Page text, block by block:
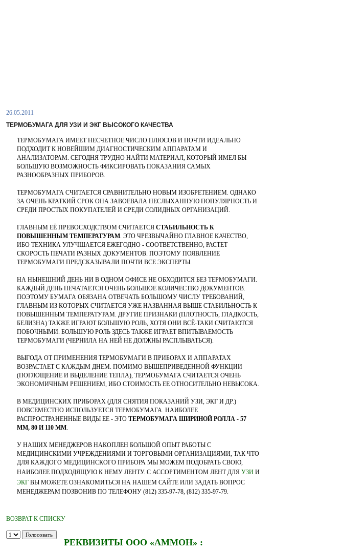
26.05.2011
ТЕРМОБУМАГА ДЛЯ УЗИ И ЭКГ ВЫСОКОГО КАЧЕСТВА
ТЕРМОБУМАГА ИМЕЕТ НЕСЧЕТНОЕ ЧИСЛО ПЛЮСОВ И ПОЧТИ ИДЕАЛЬНО
ПОДХОДИТ К НОВЕЙШИМ ДИАГНОСТИЧЕСКИМ АППАРАТАМ И
АНАЛИЗАТОРАМ. СЕГОДНЯ ТРУДНО НАЙТИ МАТЕРИАЛ, КОТОРЫЙ ИМЕЛ БЫ
БОЛЬШУЮ ВОЗМОЖНОСТЬ ФИКСИРОВАТЬ ПОКАЗАНИЯ САМЫХ
РАЗНООБРАЗНЫХ ПРИБОРОВ.
ТЕРМОБУМАГА СЧИТАЕТСЯ СРАВНИТЕЛЬНО НОВЫМ ИЗОБРЕТЕНИЕМ. ОДНАКО
ЗА ОЧЕНЬ КРАТКИЙ СРОК ОНА ЗАВОЕВАЛА НЕСЛЫХАННУЮ ПОПУЛЯРНОСТЬ И
СРЕДИ ПРОСТЫХ ПОКУПАТЕЛЕЙ И СРЕДИ СОЛИДНЫХ ОРГАНИЗАЦИЙ.
ГЛАВНЫМ ЕЁ ПРЕВОСХОДСТВОМ СЧИТАЕТСЯ СТАБИЛЬНОСТЬ К
ПОВЫШЕННЫМ ТЕМПЕРАТУРАМ. ЭТО ЧРЕЗВЫЧАЙНО ГЛАВНОЕ КАЧЕСТВО,
ИБО ТЕХНИКА УЛУЧШАЕТСЯ ЕЖЕГОДНО - СООТВЕТСТВЕННО, РАСТЕТ
СКОРОСТЬ ПЕЧАТИ РАЗНЫХ ДОКУМЕНТОВ. ПОЭТОМУ ПОЯВЛЕНИЕ
ТЕРМОБУМАГИ ПРЕДСКАЗЫВАЛИ ПОЧТИ ВСЕ ЭКСПЕРТЫ.
НА НЫНЕШНИЙ ДЕНЬ НИ В ОДНОМ ОФИСЕ НЕ ОБХОДИТСЯ БЕЗ ТЕРМОБУМАГИ.
КАЖДЫЙ ДЕНЬ ПЕЧАТАЕТСЯ ОЧЕНЬ БОЛЬШОЕ КОЛИЧЕСТВО ДОКУМЕНТОВ.
ПОЭТОМУ БУМАГА ОБЯЗАНА ОТВЕЧАТЬ БОЛЬШОМУ ЧИСЛУ ТРЕБОВАНИЙ,
ГЛАВНЫМ ИЗ КОТОРЫХ СЧИТАЕТСЯ УЖЕ НАЗВАННАЯ ВЫШЕ СТАБИЛЬНОСТЬ К
ПОВЫШЕННЫМ ТЕМПЕРАТУРАМ. ДРУГИЕ ПРИЗНАКИ (ПЛОТНОСТЬ, ГЛАДКОСТЬ,
БЕЛИЗНА) ТАКЖЕ ИГРАЮТ БОЛЬШУЮ РОЛЬ, ХОТЯ ОНИ ВСЁ-ТАКИ СЧИТАЮТСЯ
ПОБОЧНЫМИ. БОЛЬШУЮ РОЛЬ ЗДЕСЬ ТАКЖЕ ИГРАЕТ ВПИТЫВАЕМОСТЬ
ТЕРМОБУМАГИ (ЧЕРНИЛА НА НЕЙ НЕ ДОЛЖНЫ РАСПЛЫВАТЬСЯ).
ВЫГОДА ОТ ПРИМЕНЕНИЯ ТЕРМОБУМАГИ В ПРИБОРАХ И АППАРАТАХ
ВОЗРАСТАЕТ С КАЖДЫМ ДНЕМ. ПОМИМО ВЫШЕПРИВЕДЕННОЙ ФУНКЦИИ
(ПОГЛОЩЕНИЕ И ВЫДЕЛЕНИЕ ТЕПЛА), ТЕРМОБУМАГА СЧИТАЕТСЯ ОЧЕНЬ
ЭКОНОМИЧНЫМ РЕШЕНИЕМ, ИБО СТОИМОСТЬ ЕЕ ОТНОСИТЕЛЬНО НЕВЫСОКА.
В МЕДИЦИНСКИХ ПРИБОРАХ (ДЛЯ СНЯТИЯ ПОКАЗАНИЙ УЗИ, ЭКГ И ДР.)
ПОВСЕМЕСТНО ИСПОЛЬЗУЕТСЯ ТЕРМОБУМАГА. НАИБОЛЕЕ
РАСПРОСТРАНЕННЫЕ ВИДЫ ЕЕ - ЭТО ТЕРМОБУМАГА ШИРИНОЙ РОЛЛА - 57
ММ, 80 И 110 ММ.
У НАШИХ МЕНЕДЖЕРОВ НАКОПЛЕН БОЛЬШОЙ ОПЫТ РАБОТЫ С
МЕДИЦИНСКИМИ УЧРЕЖДЕНИЯМИ И ТОРГОВЫМИ ОРГАНИЗАЦИЯМИ, ТАК ЧТО
ДЛЯ КАЖДОГО МЕДИЦИНСКОГО ПРИБОРА МЫ МОЖЕМ ПОДОБРАТЬ СВОЮ,
НАИБОЛЕЕ ПОДХОДЯЩУЮ К НЕМУ ЛЕНТУ. С АССОРТИМЕНТОМ ЛЕНТ ДЛЯ УЗИ И
ЭКГ ВЫ МОЖЕТЕ ОЗНАКОМИТЬСЯ НА НАШЕМ САЙТЕ ИЛИ ЗАДАТЬ ВОПРОС
МЕНЕДЖЕРАМ ПОЗВОНИВ ПО ТЕЛЕФОНУ (812) 335-97-78, (812) 335-97-79.
ВОЗВРАТ К СПИСКУ
РЕКВИЗИТЫ ООО «АММОН» :